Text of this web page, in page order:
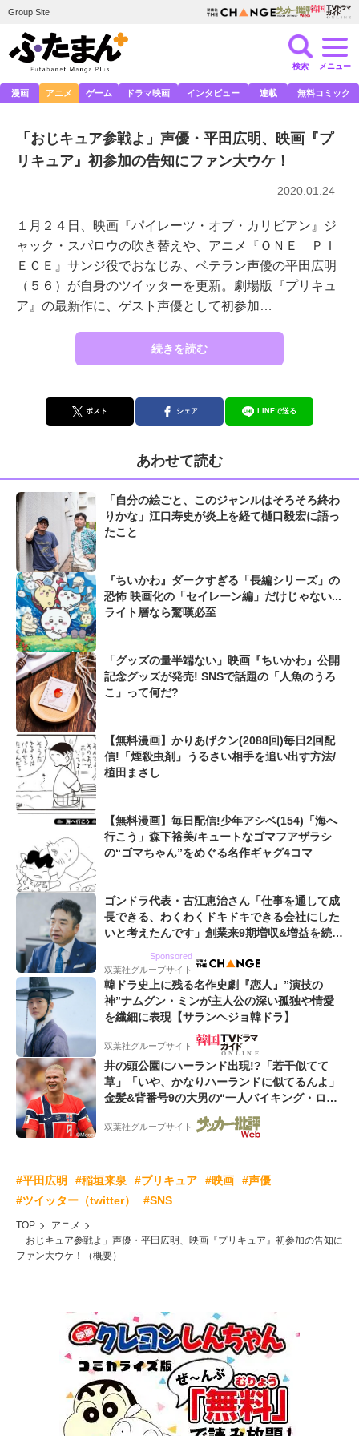
Group Site
検索 メニュー
漫画 アニメ ゲーム ドラマ映画 インタビュー 連載 無料コミック
「おじキュア参戦よ」声優・平田広明、映画『プ
リキュア』初参加の告知にファン大ウケ！
2020.01.24
１月２４日、映画『パイレーツ・オブ・カリビアン』ジ
ャック・スパロウの吹き替えや、アニメ『ＯＮＥ ＰＩ
ＥＣＥ』サンジ役でおなじみ、ベテラン声優の平田広明
（５６）が自身のツイッターを更新。劇場版『プリキュ
ア』の最新作に、ゲスト声優として初参加…
続きを読む
ポスト シェア LINEで送る
あわせて読む
「自分の絵ごと、このジャンルはそろそろ終わ
りかな」江口寿史が炎上を経て樋口毅宏に語っ
たこと
『ちいかわ』ダークすぎる「長編シリーズ」の
恐怖 映画化の「セイレーン編」だけじゃない...
ライト層なら驚嘆必至
「グッズの量半端ない」映画『ちいかわ』公開
記念グッズが発売! SNSで話題の「人魚のうろ
こ」って何だ?
【無料漫画】かりあげクン(2088回)毎日2回配
信!「煙殺虫剤」うるさい相手を追い出す方法/
植田まさし
【無料漫画】毎日配信!少年アシベ(154)「海へ
行こう」森下裕美/キュートなゴマフアザラシ
の“ゴマちゃん”をめぐる名作ギャグ4コマ
ゴンドラ代表・古江恵治さん「仕事を通して成
長できる、わくわくドキドキできる会社にした
いと考えたんです」創業来9期増収&増益を続け
Sponsored
双葉社グループサイト
韓ドラ史上に残る名作史劇『恋人』”演技の
神”ナムグン・ミンが主人公の深い孤独や情愛
を繊細に表現【サランヘジョ韓ドラ】
双葉社グループサイト
井の頭公園にハーランド出現!?「若干似てて
草」「いや、かなりハーランドに似てるんよ」
金髪&背番号9の大男の“一人バイキング・ロ
ー”映像が話題!「元気をもらった」
双葉社グループサイト
#平田広明 #稲垣来泉 #プリキュア #映画
#声優
#ツイッター（twitter）
#SNS
TOP
アニメ
「おじキュア参戦よ」声優・平田広明、映画『プリキュア』初参加の告知に
ファン大ウケ！（概要）